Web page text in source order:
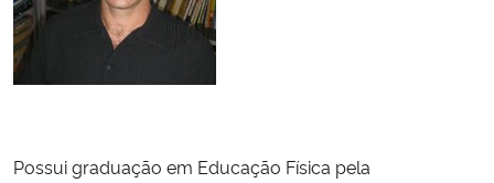
Ministério da Cidadania
Ministério da Saúde
Possui graduação em Educação Física pela